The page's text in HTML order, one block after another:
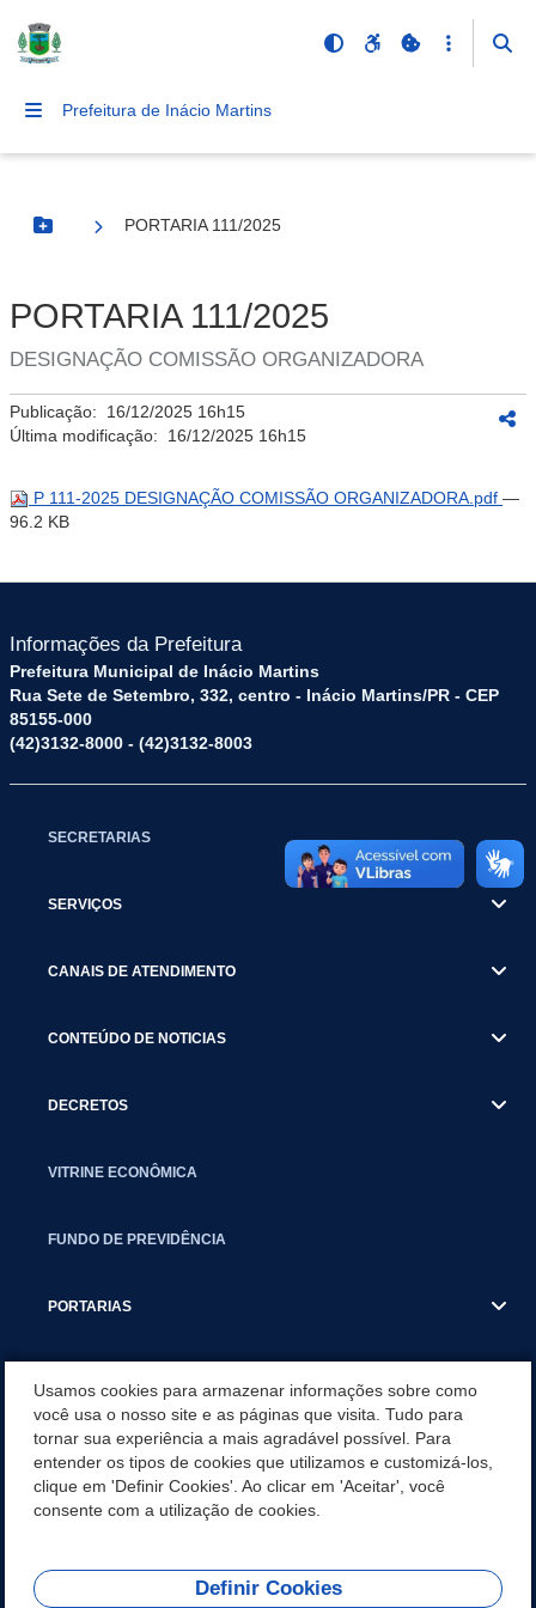
Prefeitura de Inácio Martins
Botão Menu
PORTARIA 111/2025
PORTARIA 111/2025
DESIGNAÇÃO COMISSÃO ORGANIZADORA
Publicação: 16/12/2025 16h15
Última modificação: 16/12/2025 16h15
P 111-2025 DESIGNAÇÃO COMISSÃO ORGANIZADORA.pdf —
96.2 KB
Informações da Prefeitura
Prefeitura Municipal de Inácio Martins
Rua Sete de Setembro, 332, centro - Inácio Martins/PR - CEP
85155-000
(42)3132-8000 - (42)3132-8003
SECRETARIAS
SERVIÇOS
CANAIS DE ATENDIMENTO
CONTEÚDO DE NOTICIAS
DECRETOS
VITRINE ECONÔMICA
FUNDO DE PREVIDÊNCIA
PORTARIAS
CONCURSO/PSS/CONVOCAÇÃO
INCENTIVOS PÚBLICOS À PROJETOS CULTURAIS - INÁCIO
MARTINS PR
Usamos cookies para armazenar informações sobre como
você usa o nosso site e as páginas que visita. Tudo para
tornar sua experiência a mais agradável possível. Para
entender os tipos de cookies que utilizamos e customizá-los,
clique em 'Definir Cookies'. Ao clicar em 'Aceitar', você
consente com a utilização de cookies.
Definir Cookies